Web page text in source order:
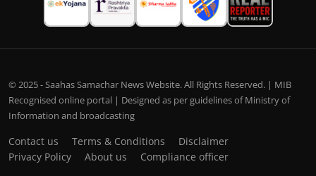
© 2025 - Saahas Samachar News Website. All Rights Reserved. | MIB
Recognised online portal | Designed as per guidelines of Ministry of
Information and broadcasting
Contact us Terms & Conditions
Disclaimer
Privacy Policy
About us Compliance officer